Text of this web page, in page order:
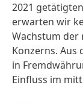
2021
erwarten wir
Wachstum der
Konzerns. Aus
in
Einfluss im